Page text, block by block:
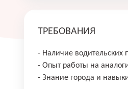
ТРЕБОВАНИЯ
- Наличие водительских
- Опыт работы на
- Знание города и